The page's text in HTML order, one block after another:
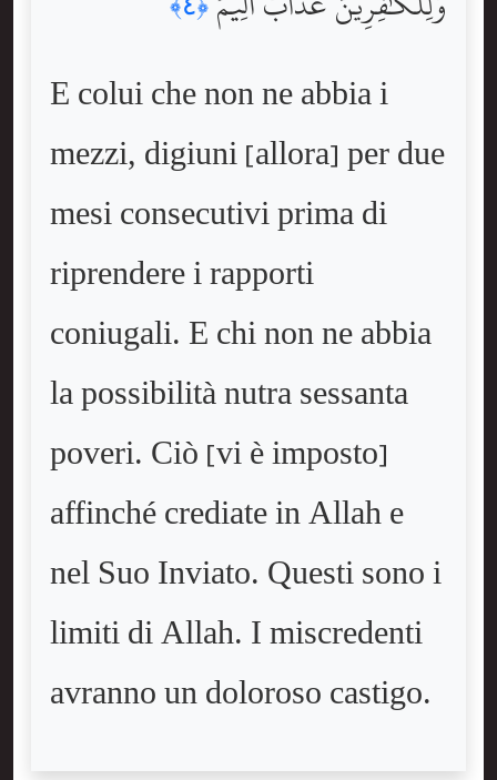
E colui che non ne abbia i
mezzi, digiuni [allora] per due
mesi consecutivi prima di
riprendere i rapporti
coniugali. E chi non ne abbia
la possibilità nutra sessanta
poveri. Ciò [vi è imposto]
affinché crediate in Allah e
nel Suo Inviato. Questi sono i
limiti di Allah. I miscredenti
avranno un doloroso castigo.